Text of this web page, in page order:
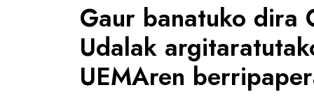
Gaur banatuko dira
Udalak
UEMAren